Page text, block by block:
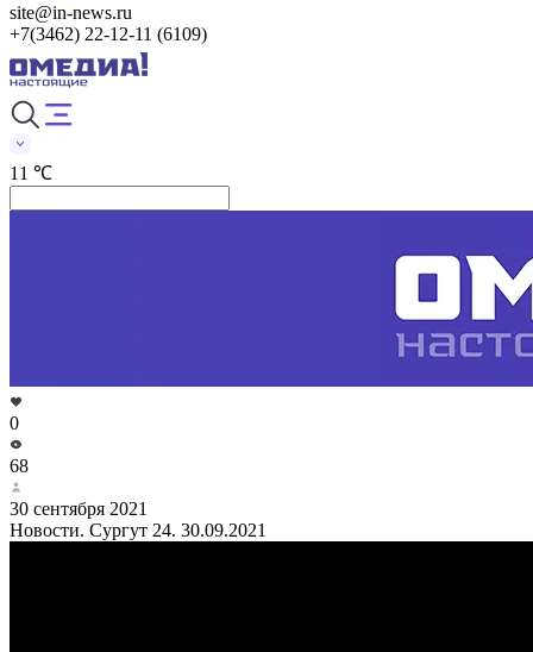
site@in-news.ru
+7(3462) 22-12-11 (6109)
11 ℃
0
68
30 сентября 2021
Новости. Сургут 24. 30.09.2021